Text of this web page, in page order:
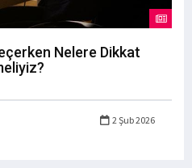
Nelere Dikkat
2 Şub 2026